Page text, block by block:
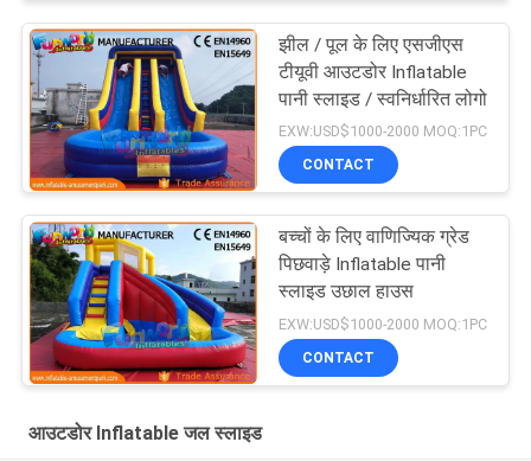
झील / पूल के लिए एसजीएस
टीयूवी आउटडोर Inflatable
पानी स्लाइड / स्वनिर्धारित लोगो
EXW:USD$1000-2000 MOQ:1PC
CONTACT
बच्चों के लिए वाणिज्यिक ग्रेड
पिछवाड़े Inflatable पानी
स्लाइड उछाल हाउस
EXW:USD$1000-2000 MOQ:1PC
CONTACT
आउटडोर Inflatable जल स्लाइड